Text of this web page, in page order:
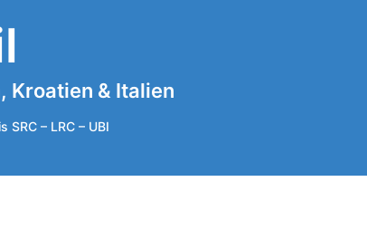
Kroatien & Italien
SRC – LRC – UBI